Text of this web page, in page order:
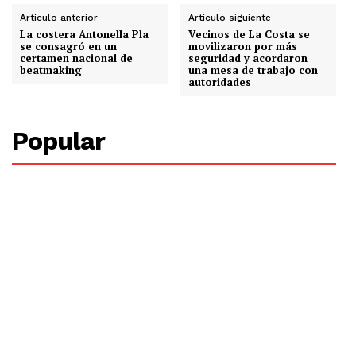
Artículo anterior
La costera Antonella Pla
se consagró en un
certamen nacional de
beatmaking
Artículo siguiente
Vecinos de La Costa se
movilizaron por más
seguridad y acordaron
una mesa de trabajo con
autoridades
Popular